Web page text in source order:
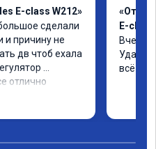
E-class W212»
сделали
и причину не
дв чтоб ехала
отлично
E-class
Вчера
всё